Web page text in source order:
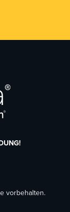
vorbehalten.